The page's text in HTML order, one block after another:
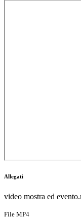
Allegati
video mostra ed
File MP4